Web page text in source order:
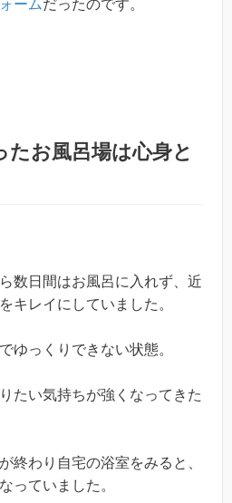
ームだったのです。
お風呂場は心身と
数日間はお風呂に入れず、近
キレイにしていました。
ゆっくりできない状態。
たい気持ちが強くなってきた
終わり自宅の浴室をみると、
っていました。